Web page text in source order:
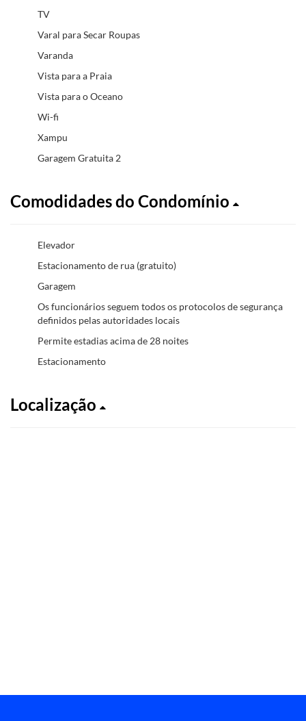
TV
Varal para Secar Roupas
Varanda
Vista para a Praia
Vista para o Oceano
Wi-fi
Xampu
Garagem Gratuita 2
Comodidades do Condomínio
Elevador
Estacionamento de rua (gratuito)
Garagem
Os funcionários seguem todos os protocolos de segurança
definidos pelas autoridades locais
Permite estadias acima de 28 noites
Estacionamento
Localização